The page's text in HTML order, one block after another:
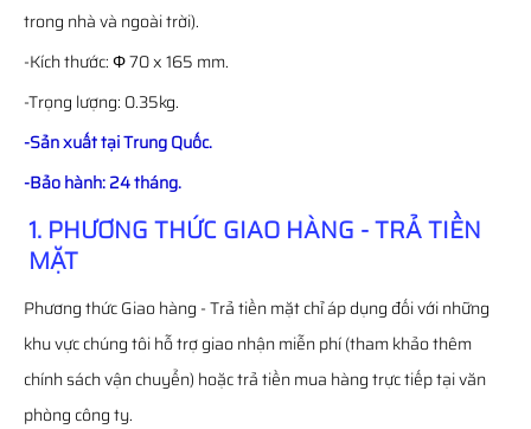
trong nhà và ngoài trời).
-Kích thước: Φ 70 x 165 mm.
-Trọng lượng: 0.35kg.
-Sản xuất tại Trung Quốc.
-Bảo hành: 24 tháng.
1. PHƯƠNG THỨC GIAO HÀNG - TRẢ TIỀN
MẶT
Phương thức Giao hàng - Trả tiền mặt chỉ áp dụng đối với những
khu vực chúng tôi hỗ trợ giao nhận miễn phí (tham khảo thêm
chính sách vận chuyển) hoặc trả tiền mua hàng trực tiếp tại văn
phòng công ty.